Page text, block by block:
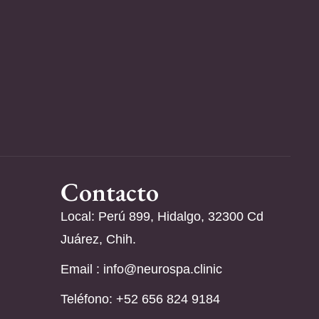
Contacto
Local: Perú 899, Hidalgo, 32300 Cd
Juárez, Chih.
Email : info@neurospa.clinic
Teléfono: ‪+52 656 824 9184‬